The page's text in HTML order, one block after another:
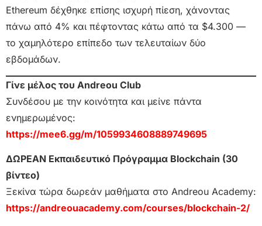
Ethereum δέχθηκε επίσης ισχυρή πίεση, χάνοντας
πάνω από 4% και πέφτοντας κάτω από τα $4.300 —
το χαμηλότερο επίπεδο των τελευταίων δύο
εβδομάδων.
Γίνε μέλος του Andreou Club
Συνδέσου με την κοινότητα και μείνε πάντα
ενημερωμένος:
https://mee6.gg/m/1059934608889749695
ΔΩΡΕΑΝ Εκπαιδευτικό Πρόγραμμα Blockchain (30
βίντεο)
Ξεκίνα τώρα δωρεάν μαθήματα στο Andreou Academy:
https://andreouacademy.com/courses/blockchain-2/